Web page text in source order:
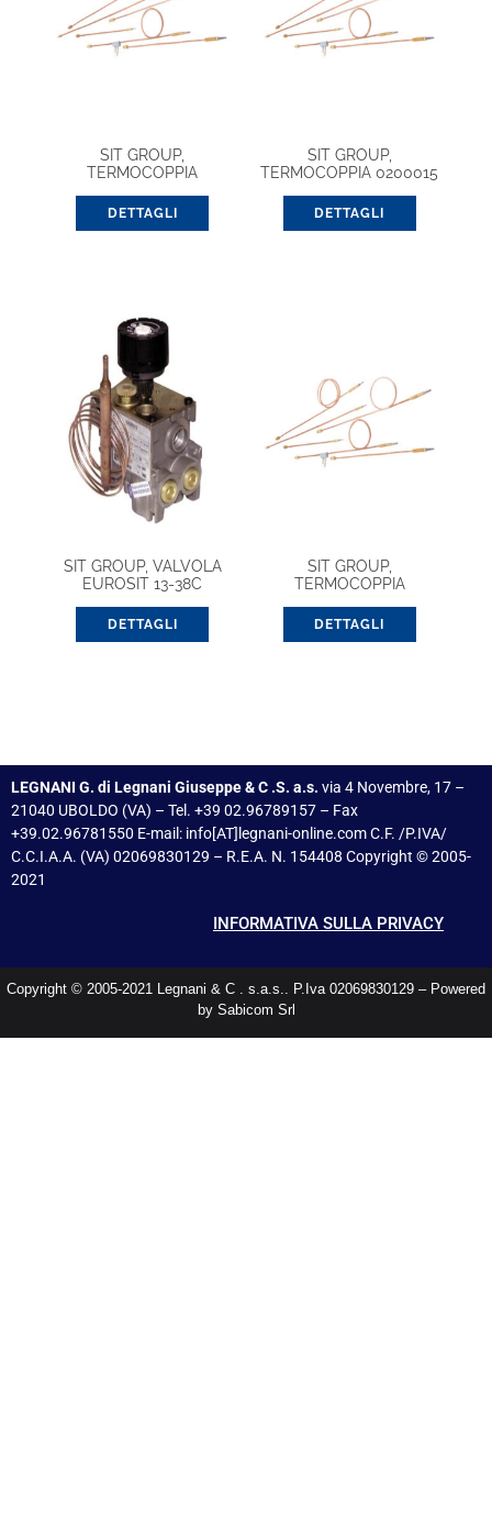
SIT GROUP,
TERMOCOPPIA
1200
DETTAGLI
SIT GROUP,
TERMOCOPPIA 0200015
DETTAGLI
SIT GROUP, VALVOLA
EUROSIT 13-38C
DETTAGLI
SIT GROUP,
TERMOCOPPIA
900
DETTAGLI
LEGNANI G. di Legnani Giuseppe & C .S. a.s. via 4 Novembre, 17 –
21040 UBOLDO (VA) – Tel. +39 02.96789157 – Fax
+39.02.96781550 E-mail: info[AT]legnani-online.com C.F. /P.IVA/
C.C.I.A.A. (VA) 02069830129 – R.E.A. N. 154408 Copyright © 2005-
2021
INFORMATIVA SULLA PRIVACY
Copyright © 2005-2021 Legnani & C . s.a.s.. P.Iva 02069830129 – Powered
by Sabicom Srl